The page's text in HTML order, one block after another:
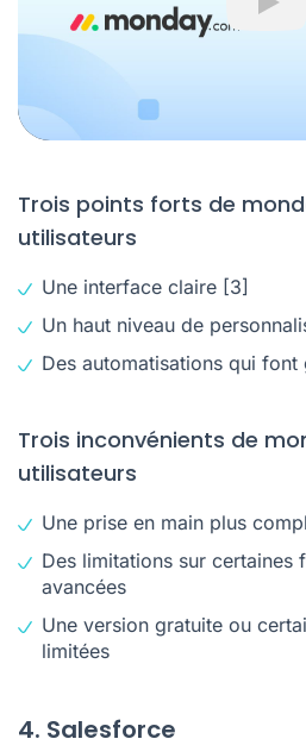
Play
Trois points forts de
utilisateurs
Une interface claire [3]
Un haut niveau de
Des automatisations qui font
Trois inconvénients de
utilisateurs
Une prise en main plus
Des limitations sur certaines
avancées
Une version gratuite ou
limitées
4. Salesforce